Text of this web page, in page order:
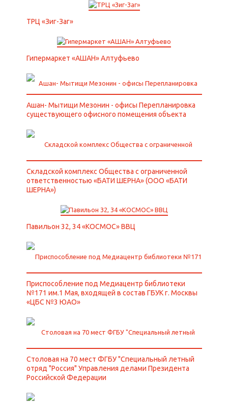
ТРЦ «Зиг-Заг»
Гипермаркет «АШАН» Алтуфьево
Ашан- Мытищи Мезонин - офисы Перепланировка
существующего офисного помещения объекта
Складской комплекс Общества с ограниченной
ответственностью «БАТИ ШЕРНА» (ООО «БАТИ
ШЕРНА»)
Павильон 32, 34 «КОСМОС» ВВЦ
Приспособление под Медиацентр библиотеки
№171 им.1 Мая, входящей в состав ГБУК г. Москвы
«ЦБС №3 ЮАО»
Столовая на 70 мест ФГБУ "Специальный летный
отряд "Россия" Управления делами Президента
Российской Федерации